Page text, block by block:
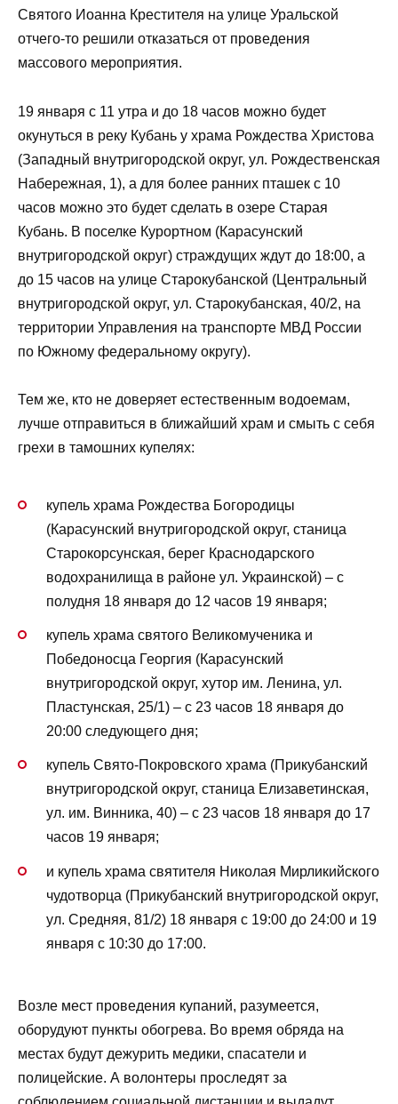
Святого Иоанна Крестителя на улице Уральской
отчего-то решили отказаться от проведения
массового мероприятия.
19 января с 11 утра и до 18 часов можно будет
окунуться в реку Кубань у храма Рождества Христова
(Западный внутригородской округ, ул. Рождественская
Набережная, 1), а для более ранних пташек с 10
часов можно это будет сделать в озере Старая
Кубань. В поселке Курортном (Карасунский
внутригородской округ) страждущих ждут до 18:00, а
до 15 часов на улице Старокубанской (Центральный
внутригородской округ, ул. Старокубанская, 40/2, на
территории Управления на транспорте МВД России
по Южному федеральному округу).
Тем же, кто не доверяет естественным водоемам,
лучше отправиться в ближайший храм и смыть с себя
грехи в тамошних купелях:
купель храма Рождества Богородицы
(Карасунский внутригородской округ, станица
Старокорсунская, берег Краснодарского
водохранилища в районе ул. Украинской) – с
полудня 18 января до 12 часов 19 января;
купель храма святого Великомученика и
Победоносца Георгия (Карасунский
внутригородской округ, хутор им. Ленина, ул.
Пластунская, 25/1) – с 23 часов 18 января до
20:00 следующего дня;
купель Свято-Покровского храма (Прикубанский
внутригородской округ, станица Елизаветинская,
ул. им. Винника, 40) – с 23 часов 18 января до 17
часов 19 января;
и купель храма святителя Николая Мирликийского
чудотворца (Прикубанский внутригородской округ,
ул. Средняя, 81/2) 18 января с 19:00 до 24:00 и 19
января с 10:30 до 17:00.
Возле мест проведения купаний, разумеется,
оборудуют пункты обогрева. Во время обряда на
местах будут дежурить медики, спасатели и
полицейские. А волонтеры проследят за